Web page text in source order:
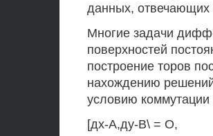
данных,
Многие задачи
поверхностей
построение торов
нахождению
условию
[дх-А,ду-В\ = О,